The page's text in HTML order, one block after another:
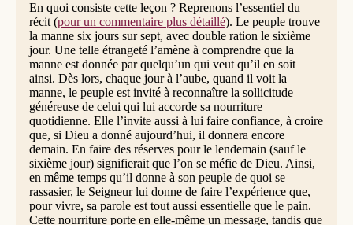
En quoi consiste cette leçon ? Reprenons l’essentiel du
récit (pour un commentaire plus détaillé). Le peuple trouve
la manne six jours sur sept, avec double ration le sixième
jour. Une telle étrangeté l’amène à comprendre que la
manne est donnée par quelqu’un qui veut qu’il en soit
ainsi. Dès lors, chaque jour à l’aube, quand il voit la
manne, le peuple est invité à reconnaître la sollicitude
généreuse de celui qui lui accorde sa nourriture
quotidienne. Elle l’invite aussi à lui faire confiance, à croire
que, si Dieu a donné aujourd’hui, il donnera encore
demain. En faire des réserves pour le lendemain (sauf le
sixième jour) signifierait que l’on se méfie de Dieu. Ainsi,
en même temps qu’il donne à son peuple de quoi se
rassasier, le Seigneur lui donne de faire l’expérience que,
pour vivre, sa parole est tout aussi essentielle que le pain.
Cette nourriture porte en elle-même un message, tandis que